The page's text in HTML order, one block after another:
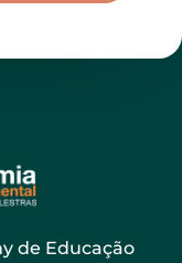
de Educação